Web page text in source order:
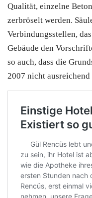
Qualität, einzelne
zerbröselt werden.
Verbindungsstellen,
Gebäude den
so auch, dass die
2007 nicht ausreichend